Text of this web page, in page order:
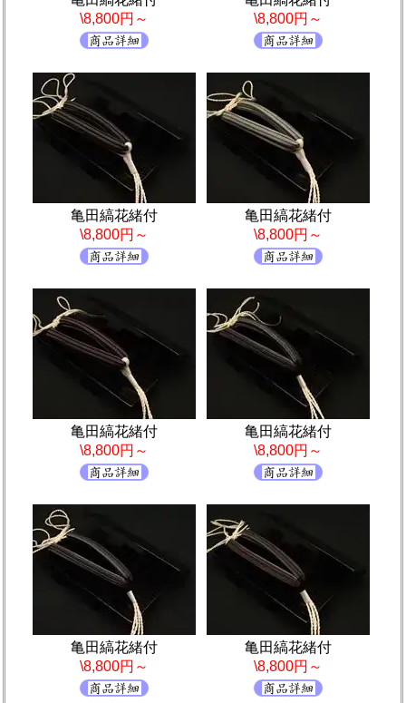
\8,800円～
\8,800円～
亀田縞花緒付
\8,800円～
亀田縞花緒付
\8,800円～
亀田縞花緒付
\8,800円～
亀田縞花緒付
\8,800円～
亀田縞花緒付
\8,800円～
亀田縞花緒付
\8,800円～